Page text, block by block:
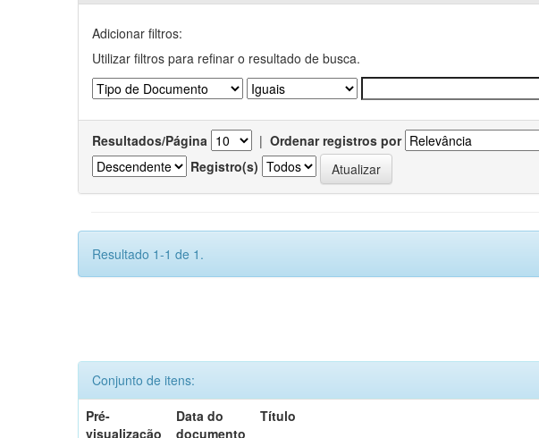
Adicionar filtros:
Utilizar filtros para refinar o resultado de busca.
Resultados/Página | Ordenar registros por
Registro(s)
Resultado 1-1 de 1.
Conjunto de itens:
Pré-
visualização
Data do
documento
Título